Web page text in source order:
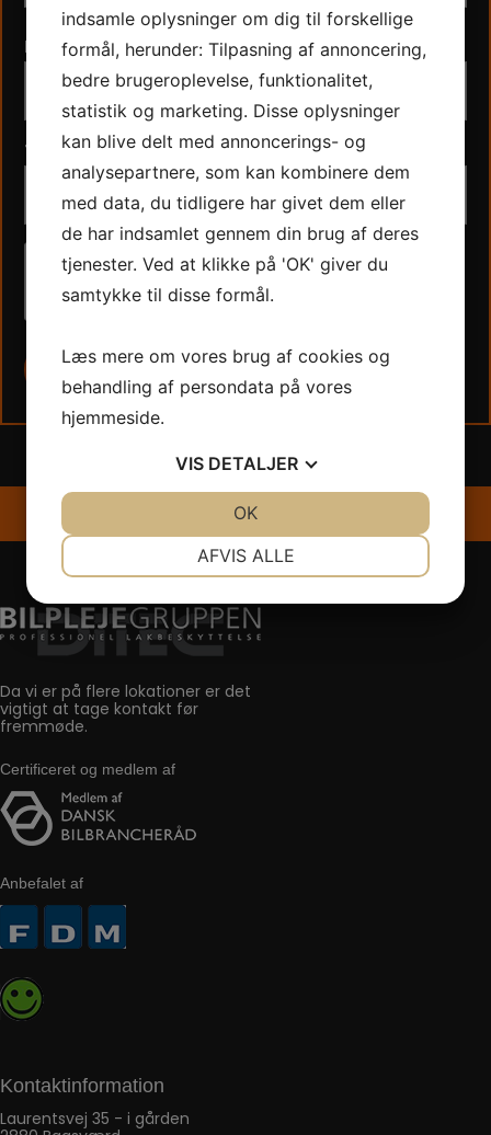
Fornavn
E-mail (Påkrævet)
Telefon
Find din nærmeste Bilplejegruppen
Da vi er på flere lokationer er det
vigtigt at tage kontakt før
fremmøde.
Certificeret og medlem af
Anbefalet af
Kontaktinformation
Laurentsvej 35 - i gården
indsamle oplysninger om dig til forskellige
formål, herunder: Tilpasning af annoncering,
bedre brugeroplevelse, funktionalitet,
statistik og marketing. Disse oplysninger
kan blive delt med annoncerings- og
analysepartnere, som kan kombinere dem
med data, du tidligere har givet dem eller
de har indsamlet gennem din brug af deres
tjenester. Ved at klikke på 'OK' giver du
samtykke til disse formål.
Læs mere om vores brug af cookies og
behandling af persondata på vores
hjemmeside.
VIS DETALJER
MARKETING
AFVIS ALLE
OK